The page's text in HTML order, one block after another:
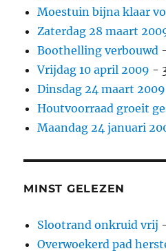
Moestuin bijna klaar
Zaterdag 28 maart
Boothelling verbouwd
Vrijdag 10 april 2009 -
Dinsdag 24 maart 2009
Houtvoorraad groeit
Maandag 24 januari
MINST GELEZEN
Slootrand onkruid vrij
Overwoekerd pad